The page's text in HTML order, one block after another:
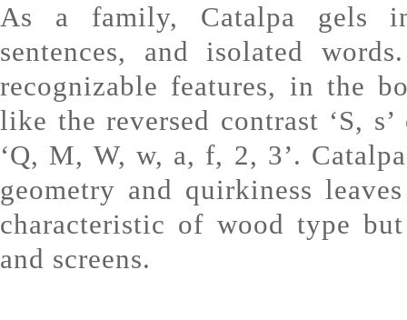
As a family, Catalpa gels
sentences, and isolated
recognizable features, in the
like the reversed contrast ‘S,
‘Q, M, W, w, a, f, 2, 3’.
geometry and quirkiness
characteristic of wood type
and screens.